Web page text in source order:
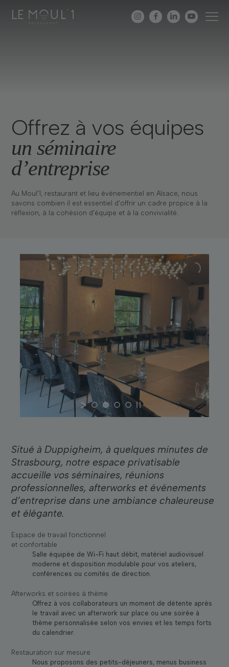
Offrez à vos équipes
un séminaire
d’entreprise
Au Moul’1, restaurant et lieu événementiel en Alsace, nous
savons combien il est essentiel d’offrir un cadre propice à la
réflexion, à la cohésion d’équipe et à la convivialité.
Situé à Duppigheim, à quelques minutes de
Strasbourg, notre espace privatisable
accueille vos séminaires, réunions
professionnelles, afterworks et événements
d’entreprise dans une ambiance chaleureuse
et élégante.
Espace de travail fonctionnel
et confortable
Salle équipée de Wi-Fi haut débit, matériel audiovisuel
moderne et disposition modulable pour vos ateliers,
conférences ou comités de direction.
Afterworks et soirées à thème
Offrez à vos collaborateurs un moment de détente après
le travail avec un afterwork sur place ou une soirée à
thème personnalisée selon vos envies et les temps forts
du calendrier.
Restauration sur mesure
Nous proposons des petits-déjeuners, menus business